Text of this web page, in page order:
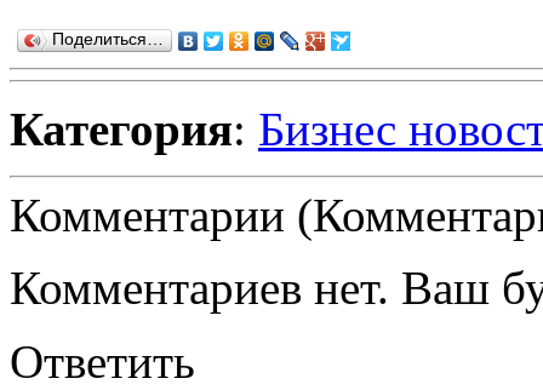
Поделиться…
Категория: Бизнес
Комментарии
Комментариев нет. Ваш
Ответить